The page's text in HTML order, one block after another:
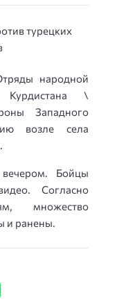
народной
Курдистана \
Западного
возле села
Бойцы
Согласно
множество
и ранены.